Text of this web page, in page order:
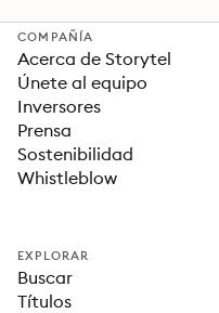
COMPAÑÍA
Acerca de Storytel
Únete al equipo
Inversores
Prensa
Sostenibilidad
Whistleblow
EXPLORAR
Buscar
Títulos